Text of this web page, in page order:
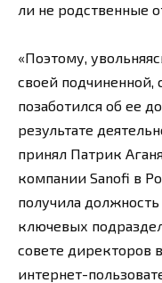
ли не родственные
«Поэтому,
своей
позаботился об ее
результате
принял Патрик
компании Sanofi в
получила
ключевых
совете директоров
интернет-